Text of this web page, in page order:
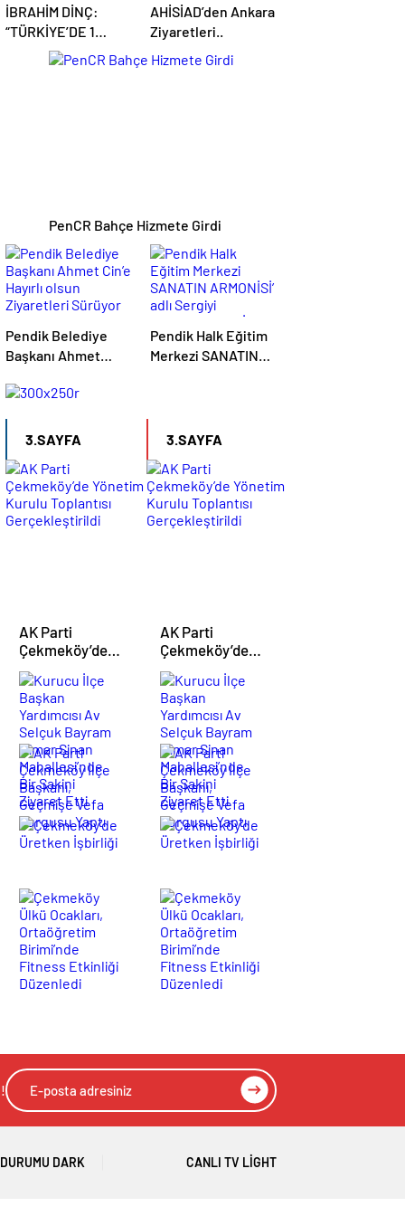
İBRAHİM DİNÇ:
“TÜRKİYE’DE 1
MAYIS İŞÇİ BAYRAMI
AHİSİAD’den Ankara
Ziyaretleri..
PenCR Bahçe Hizmete Girdi
Pendik Belediye
Başkanı Ahmet
Ziyaretleri Sürüyor
Pendik Halk Eğitim
Merkezi SANATIN
buluşturdu
3.SAYFA
AK Parti
Çekmeköy’de
Yönetim Kurulu
Toplantısı
Gerçekleştirildi
Kurucu
Başkan
Yardımcısı
Selçuk
Bayram
Mimar
Sinan
Sakini
Ziyaret
Parti
Çekmeköy
Başkanı,
Geçmişe
Vurgusu
Yaptı
Çekmeköy’de
Üretken
Çekmeköy
Ocakları,
Ortaöğretim
Birimi’nde
3.SAYFA
AK Parti
Çekmeköy’de
Yönetim Kurulu
Toplantısı
Gerçekleştirildi
DARK CANLI TV LIGHT